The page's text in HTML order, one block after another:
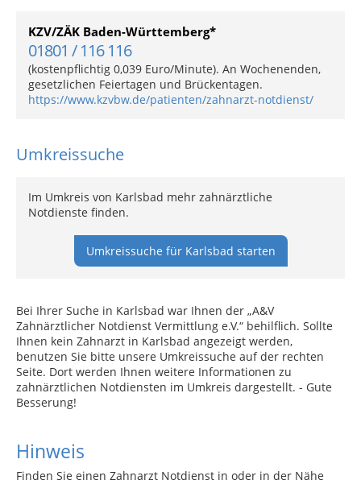
KZV/ZÄK Baden-Württemberg*
01801 / 116 116
(kostenpflichtig 0,039 Euro/Minute). An Wochenenden,
gesetzlichen Feiertagen und Brückentagen.
https://www.kzvbw.de/patienten/zahnarzt-notdienst/
Umkreissuche
Im Umkreis von Karlsbad mehr zahnärztliche
Notdienste finden.
Umkreissuche für Karlsbad starten
Bei Ihrer Suche in Karlsbad war Ihnen der „A&V
Zahnärztlicher Notdienst Vermittlung e.V.“ behilflich. Sollte
Ihnen kein Zahnarzt in Karlsbad angezeigt werden,
benutzen Sie bitte unsere Umkreissuche auf der rechten
Seite. Dort werden Ihnen weitere Informationen zu
zahnärztlichen Notdiensten im Umkreis dargestellt. - Gute
Besserung!
Hinweis
Finden Sie einen Zahnarzt Notdienst in oder in der Nähe